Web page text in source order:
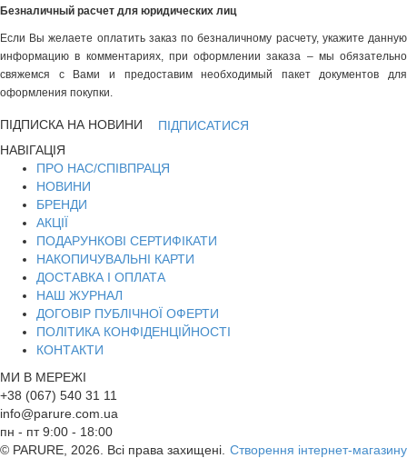
Безналичный расчет для юридических лиц
Если Вы желаете оплатить заказ по безналичному расчету, укажите данную
информацию в комментариях, при оформлении заказа – мы обязательно
свяжемся с Вами и предоставим необходимый пакет документов для
оформления покупки.
ПІДПИСКА НА НОВИНИ
ПІДПИСАТИСЯ
НАВІГАЦІЯ
ПРО НАС/СПІВПРАЦЯ
НОВИНИ
БРЕНДИ
АКЦІЇ
ПОДАРУНКОВІ СЕРТИФІКАТИ
НАКОПИЧУВАЛЬНІ КАРТИ
ДОСТАВКА І ОПЛАТА
НАШ ЖУРНАЛ
ДОГОВІР ПУБЛІЧНОЇ ОФЕРТИ
ПОЛІТИКА КОНФІДЕНЦІЙНОСТІ
КОНТАКТИ
МИ В МЕРЕЖІ
+38 (067) 540 31 11
info@parure.com.ua
пн - пт 9:00 - 18:00
© PARURE, 2026. Всі права захищені. Створення інтернет-магазину